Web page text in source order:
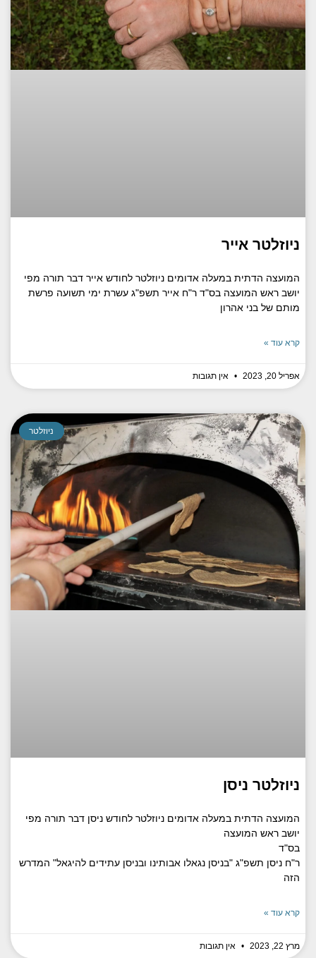
ניוזלטר אייר
המועצה הדתית במעלה אדומים ניוזלטר לחודש אייר דבר תורה מפי
יושב ראש המועצה בס"ד ר"ח אייר תשפ"ג עשרת ימי תשועה פרשת
מותם של בני אהרון
קרא עוד »
אפריל 20, 2023 אין תגובות
ניוזלטר
ניוזלטר ניסן
המועצה הדתית במעלה אדומים ניוזלטר לחודש ניסן דבר תורה מפי
יושב ראש המועצה
ר"ח ניסן תשפ"ג "בניסן נגאלו אבותינו ובניסן עתידים להיגאל" המדרש
הזה
קרא עוד »
מרץ 22, 2023 אין תגובות